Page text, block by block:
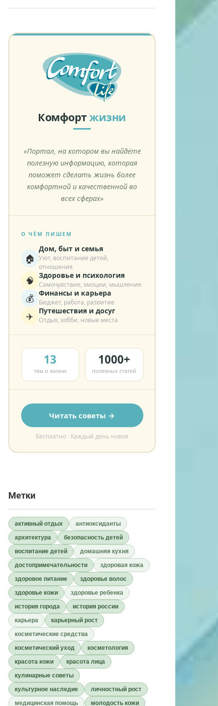
Комфортжизни
«Портал, на котором вы найдёте
полезную информацию, которая
поможет сделать жизнь более
комфортной и качественной во
всех сферах»
О ЧЁМ ПИШЕМ
🏠
Дом, быт и семья
Уют, воспитание детей,
отношения
🧠 Здоровье и психология
Самочувствие, эмоции, мышление
💰 Финансы и карьера
Бюджет, работа, развитие
✈️ Путешествия и досуг
Отдых, хобби, новые места
13
тем о жизни
1000+
полезных статей
Читать советы →
Бесплатно · Каждый день новое
Метки
активный отдых
антиоксиданты
архитектура
безопасность детей
воспитание детей
домашняя кухня
достопримечательности
здоровая кожа
здоровое питание
здоровье волос
здоровье кожи
здоровье ребенка
история города
история россии
карьера
карьерный рост
косметические средства
косметический уход
косметология
красота кожи
красота лица
кулинарные советы
культурное наследие
личностный рост
медицинская помощь
молодость кожи